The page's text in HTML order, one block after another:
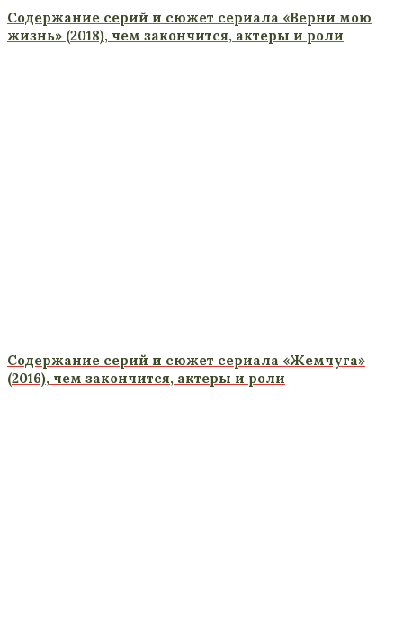
Содержание серий и сюжет сериала «Верни мою
жизнь» (2018), чем закончится, актеры и роли
Содержание серий и сюжет сериала «Жемчуга»
(2016), чем закончится, актеры и роли